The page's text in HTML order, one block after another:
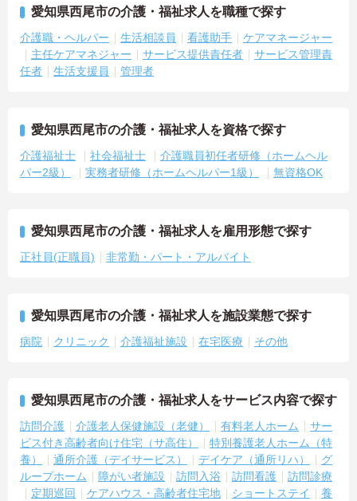
愛知県西尾市の介護・福祉求人を職種で探す
介護職・ヘルパー 生活相談員 看護助手
ケアマネージャー
主任ケアマネジャー
サービス提供責任者
サービス管理責
任者
生活支援員 管理者
愛知県西尾市の介護・福祉求人を資格で探す
介護福祉士 社会福祉士
介護職員初任者研修（ホームヘル
パー2級）
実務者研修（ホームヘルパー1級） 無資格OK
愛知県西尾市の介護・福祉求人を雇用形態で探す
正社員(正職員) 非常勤・パート・アルバイト
愛知県西尾市の介護・福祉求人を施設業態で探す
病院 クリニック 介護福祉施設 在宅医療 その他
愛知県西尾市の介護・福祉求人をサービス内容で探す
訪問介護 介護老人保健施設（老健） 有料老人ホーム
サー
ビス付き高齢者向け住宅（サ高住）
特別養護老人ホーム（特
養）
通所介護（デイサービス） デイケア（通所リハ）
グ
ループホーム
障がい者施設 訪問入浴 訪問看護
訪問診療
定期巡回
ケアハウス・高齢者住宅地 ショートステイ
養